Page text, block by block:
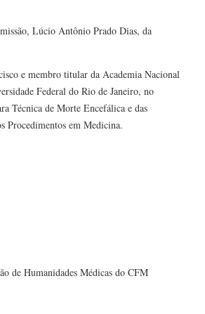
Lúcio Antônio Prado Dias, da
e membro titular da Academia Nacional
Federal do Rio de Janeiro, no
Técnica de Morte Encefálica e das
Procedimentos em Medicina.
de Humanidades Médicas do CFM